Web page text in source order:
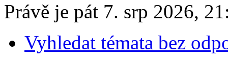
Právě je pát 7. srp 2026,
Vyhledat témata bez